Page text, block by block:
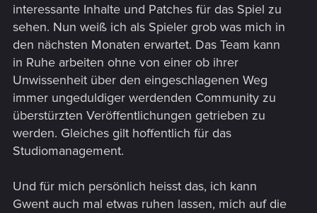
interessante Inhalte und Patches für das Spiel zu
sehen. Nun weiß ich als Spieler grob was mich in
den nächsten Monaten erwartet. Das Team kann
in Ruhe arbeiten ohne von einer ob ihrer
Unwissenheit über den eingeschlagenen Weg
immer ungeduldiger werdenden Community zu
überstürzten Veröffentlichungen getrieben zu
werden. Gleiches gilt hoffentlich für das
Studiomanagement.
Und für mich persönlich heisst das, ich kann
Gwent auch mal etwas ruhen lassen, mich auf die